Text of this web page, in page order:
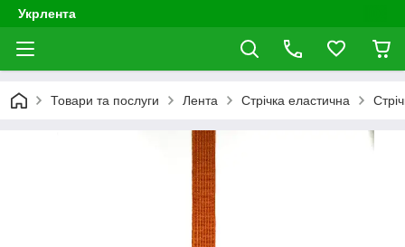
Укрлента
Товари та послуги Лента Стрічка еластична